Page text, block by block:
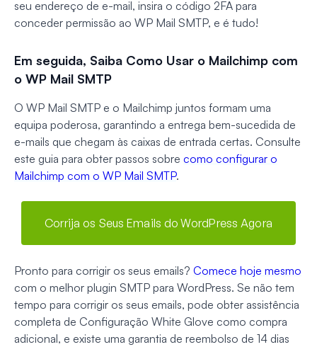
seu endereço de e-mail, insira o código 2FA para
conceder permissão ao WP Mail SMTP, e é tudo!
Em seguida, Saiba Como Usar o Mailchimp com
o WP Mail SMTP
O WP Mail SMTP e o Mailchimp juntos formam uma
equipa poderosa, garantindo a entrega bem-sucedida de
e-mails que chegam às caixas de entrada certas. Consulte
este guia para obter passos sobre como configurar o
Mailchimp com o WP Mail SMTP.
Corrija os Seus Emails do WordPress Agora
Pronto para corrigir os seus emails? Comece hoje mesmo
com o melhor plugin SMTP para WordPress. Se não tem
tempo para corrigir os seus emails, pode obter assistência
completa de Configuração White Glove como compra
adicional, e existe uma garantia de reembolso de 14 dias